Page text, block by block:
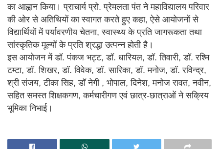
का आह्वान किया। प्राचार्य प्रो. प्रेमलता पंत ने महाविद्यालय परिवार
की ओर से अतिथियों का स्वागत करते हुए कहा, ऐसे आयोजनों से
विद्यार्थियों में पर्यावरणीय चेतना, स्वास्थ्य के प्रति जागरूकता तथा
सांस्कृतिक मूल्यों के प्रति श्रद्धा उत्पन्न होती है।
इस आयोजन में डॉ. पंकज भट्ट, डॉ. धारियल, डॉ. तिवारी, डॉ. रश्मि
टम्टा, डॉ. शिखर, डॉ. विवेक, डॉ. सारिका, डॉ. मनोज, डॉ. रविन्द्र,
श्री संजय, टीका सिह, डॉ नेगी , भोपाल, दिनेश, मनोज रावत, नवीन,
सहित समस्त शिक्षकगण, कर्मचारीगण एवं छात्र-छात्राओं ने सक्रिय
भूमिका निभाई।